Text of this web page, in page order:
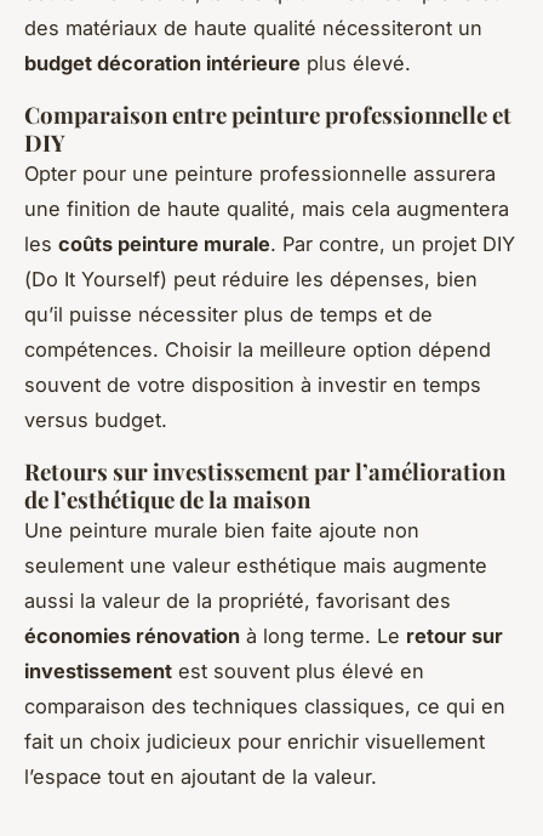
des matériaux de haute qualité nécessiteront un
budget décoration intérieure plus élevé.
Comparaison entre peinture professionnelle et
DIY
Opter pour une peinture professionnelle assurera
une finition de haute qualité, mais cela augmentera
les coûts peinture murale. Par contre, un projet DIY
(Do It Yourself) peut réduire les dépenses, bien
qu’il puisse nécessiter plus de temps et de
compétences. Choisir la meilleure option dépend
souvent de votre disposition à investir en temps
versus budget.
Retours sur investissement par l’amélioration
de l’esthétique de la maison
Une peinture murale bien faite ajoute non
seulement une valeur esthétique mais augmente
aussi la valeur de la propriété, favorisant des
économies rénovation à long terme. Le retour sur
investissement est souvent plus élevé en
comparaison des techniques classiques, ce qui en
fait un choix judicieux pour enrichir visuellement
l’espace tout en ajoutant de la valeur.